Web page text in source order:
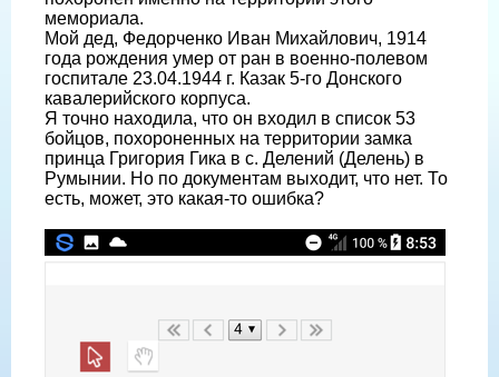
мемориала.
Мой дед, Федорченко Иван Михайлович, 1914
года рождения умер от ран в военно-полевом
госпитале 23.04.1944 г. Казак 5-го Донского
кавалерийского корпуса.
Я точно находила, что он входил в список 53
бойцов, похороненных на территории замка
принца Григория Гика в с. Делений (Делень) в
Румынии. Но по документам выходит, что нет. То
есть, может, это какая-то ошибка?